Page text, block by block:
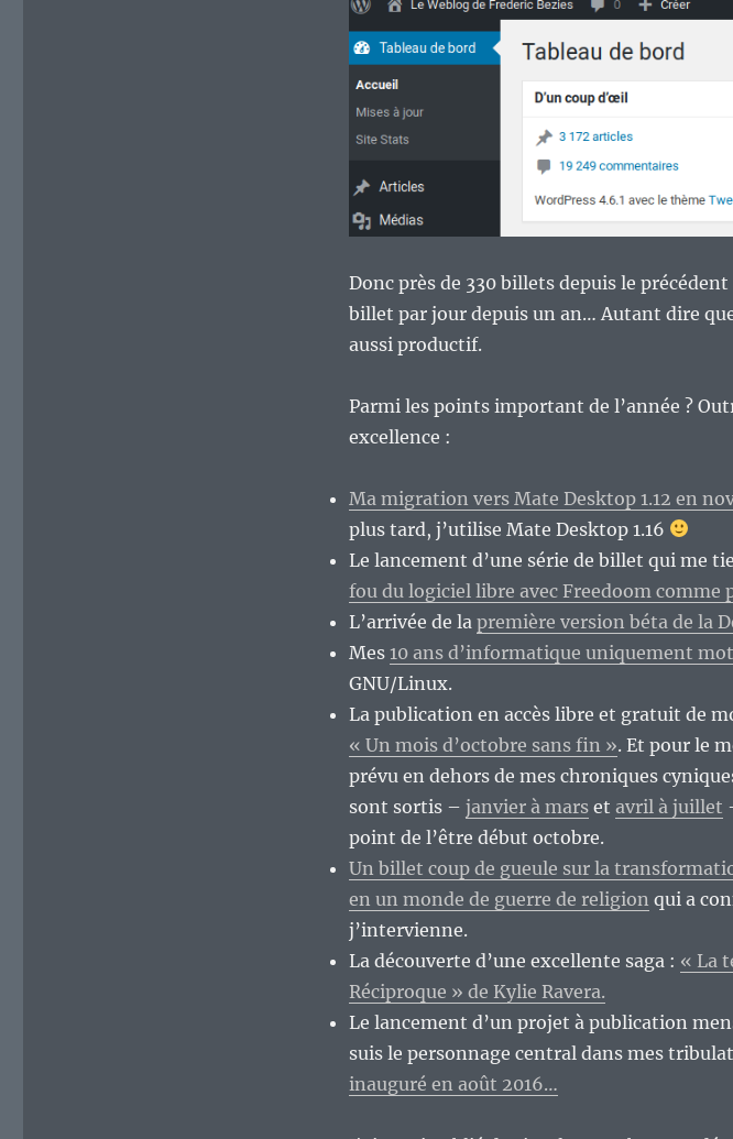
Donc près de 330 billets depuis le
billet par jour depuis un an… Autant dire
aussi productif.
Parmi les points important de l’année ?
excellence :
Ma migration vers Mate Desktop 1.12 en
plus tard, j’utilise Mate Desktop 1.16
Le lancement d’une série de billet qui me
fou du logiciel libre avec Freedoom comme
L’arrivée de la première version béta de la
Mes 10 ans d’informatique uniquement
GNU/Linux.
La publication en accès libre et gratuit de
« Un mois d’octobre sans fin ». Et pour le
prévu en dehors de mes chroniques
sont sortis – janvier à marset avril à juillet
point de l’être début octobre.
Un billet coup de gueule sur la
en un monde de guerre de religion qui a
j’intervienne.
La découverte d’une excellente saga : « La
Réciproque » de Kylie Ravera.
Le lancement d’un projet à publication
suis le personnage central dans mes
inauguré en août 2016…